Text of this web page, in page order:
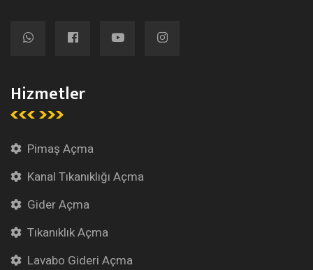
Hizmetler
Pimaş Açma
Kanal Tıkanıklığı Açma
Gider Açma
Tıkanıklık Açma
Lavabo Gideri Açma